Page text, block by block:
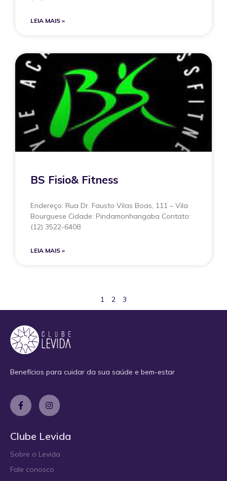
LEIA MAIS »
BS Fisio& Fitness
Endereço: Rua Dr. Fausto Vilas Boas, 111 – Vila
Bourguese Cidade: Pindamonhangaba Contato:
(12) 3522-6408
LEIA MAIS »
1 2 3
Benefícios para cuidar da sua saúde e bem-estar
Clube Levida
Sobre o Levida
Fale conosco